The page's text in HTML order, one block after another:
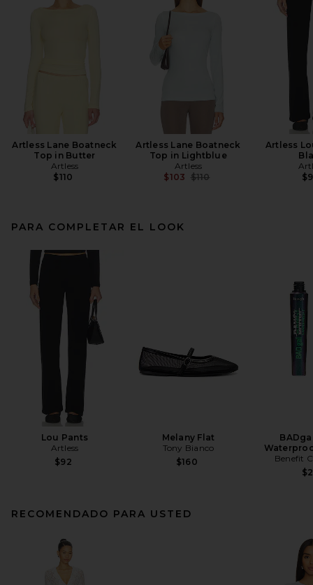
Artless Lane Boatneck
Top in Butter
Artless
$110
Artless Lane Boatneck
Top in Lightblue
Artless
$103 Previous price:
$110
Artless
PARA COMPLETAR EL LOOK
Lou Pants
Artless
$92
Melany Flat
Tony Bianco
$160
Benefit
RECOMENDADO PARA USTED